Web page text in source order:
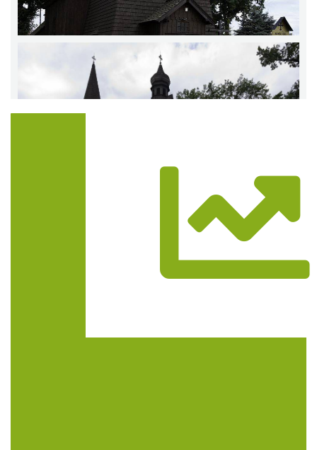
Trasa